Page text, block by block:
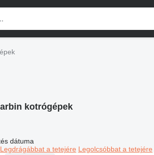
kotrógépek
dátuma
Legdrágábbat a tetejére Legolcsóbbat a tetejére